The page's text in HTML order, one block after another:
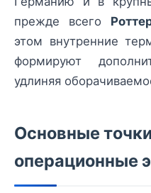
прежде всего
этом внутренние
формируют
удлиняя
Основные
операционные